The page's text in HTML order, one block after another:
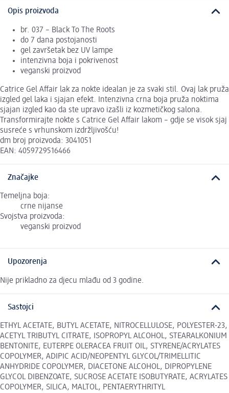
Opis proizvoda
br. 037 – Black To The Roots
do 7 dana postojanosti
gel završetak bez UV lampe
intenzivna boja i pokrivenost
veganski proizvod
Catrice Gel Affair lak za nokte idealan je za svaki stil. Ovaj lak pruža
izgled gel laka i sjajan efekt. Intenzivna crna boja pruža noktima
sjajan izgled kao da ste upravo izašli iz kozmetičkog salona.
Transformirajte nokte s Catrice Gel Affair lakom – gdje se visok sjaj
susreće s vrhunskom izdržljivošću!
dm broj proizvoda: 3041051
EAN: 4059729516466
Značajke
Temeljna boja:
crne nijanse
Svojstva proizvoda:
veganski proizvod
Upozorenja
Nije prikladno za djecu mlađu od 3 godine.
Sastojci
ETHYL ACETATE, BUTYL ACETATE, NITROCELLULOSE, POLYESTER-23,
ACETYL TRIBUTYL CITRATE, ISOPROPYL ALCOHOL, STEARALKONIUM
BENTONITE, EUTERPE OLERACEA FRUIT OIL, STYRENE/ACRYLATES
COPOLYMER, ADIPIC ACID/NEOPENTYL GLYCOL/TRIMELLITIC
ANHYDRIDE COPOLYMER, DIACETONE ALCOHOL, DIPROPYLENE
GLYCOL DIBENZOATE, SUCROSE ACETATE ISOBUTYRATE, ACRYLATES
COPOLYMER, SILICA, MALTOL, PENTAERYTHRITYL